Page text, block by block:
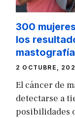
300
los
2 OCTUBRE,
El cáncer de
detectarse a
posibilidades